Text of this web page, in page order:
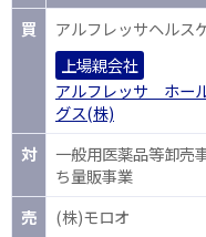
買
アルフレッサヘルス
上場親会社
アルフレッサ ホー
グス(株)
対
一般用医薬品等卸売
ち量販事業
売
(株)モロオ